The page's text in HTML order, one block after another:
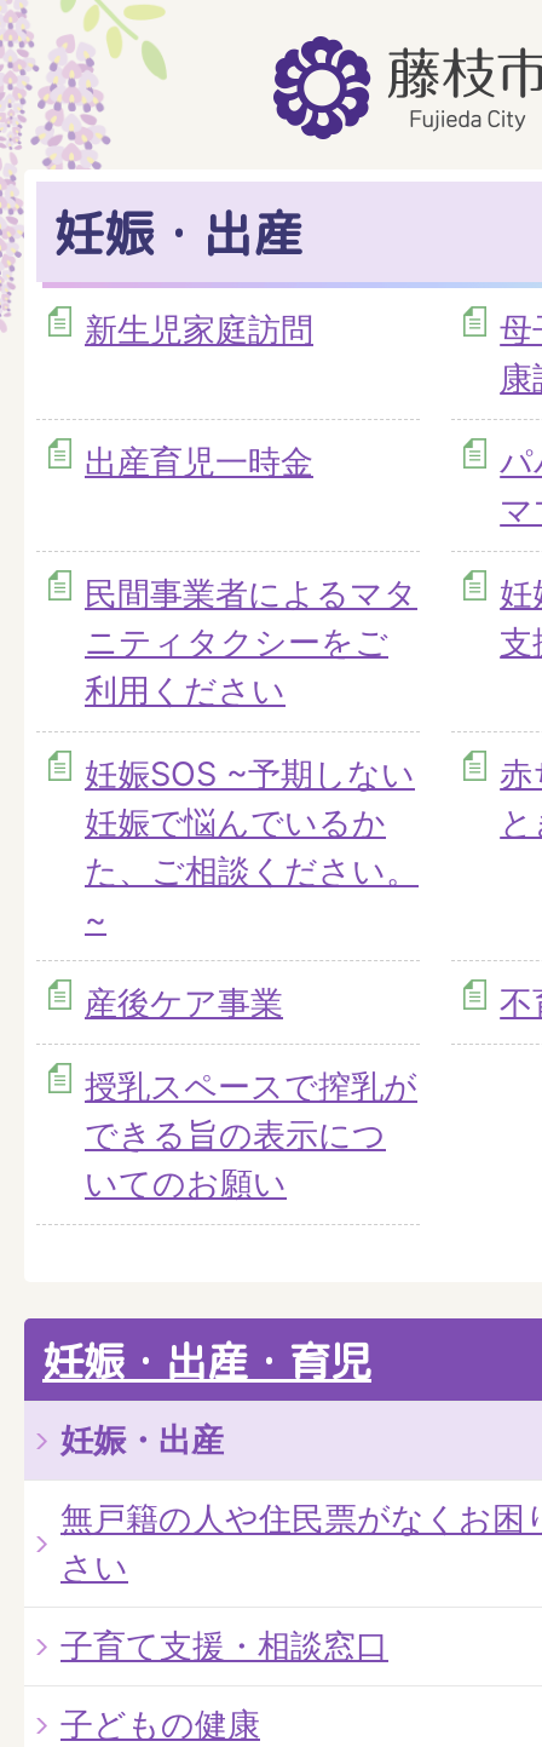
妊娠・出産
新生児家庭訪問
母
出産育児一時金
パ
民間事業者によるマタ
ニティタクシーをご
利用ください
妊
支
妊娠SOS ~予期しない
妊娠で悩んでいるか
た、ご相談ください。
~
赤
産後ケア事業 不
授乳スペースで搾乳が
できる旨の表示につ
いてのお願い
妊娠・出産・育児
妊娠・出産
無戸籍の人や住民票がなくお困
さい
子育て支援・相談窓口
子どもの健康